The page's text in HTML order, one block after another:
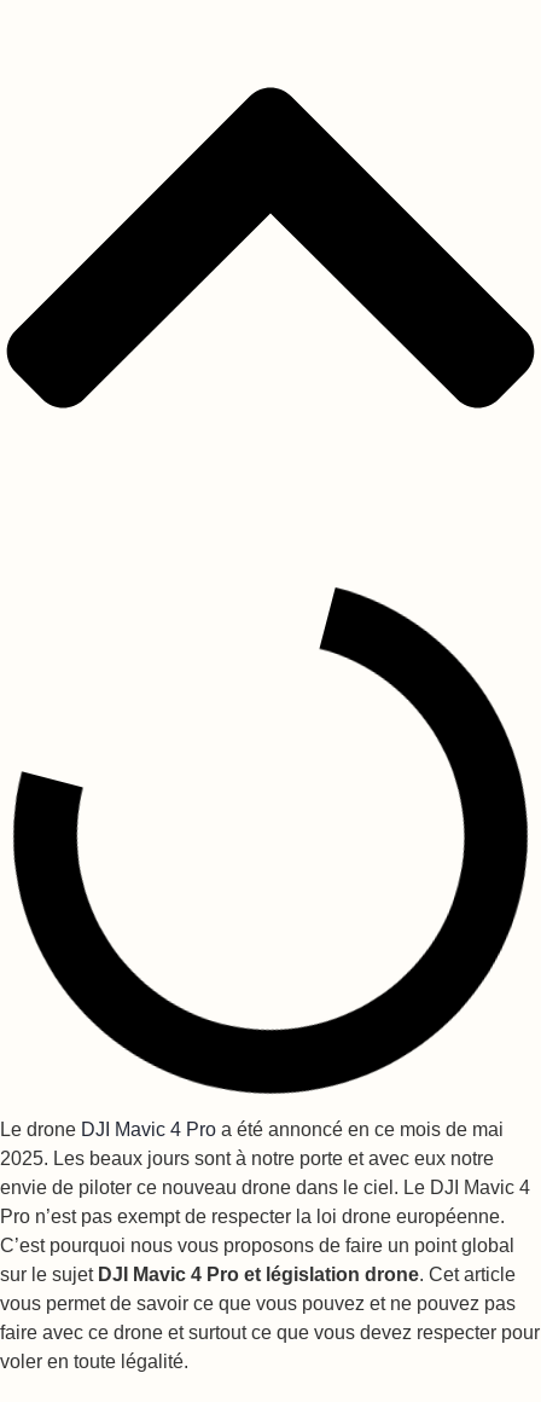
Le drone DJI Mavic 4 Pro a été annoncé en ce mois de mai
2025. Les beaux jours sont à notre porte et avec eux notre
envie de piloter ce nouveau drone dans le ciel. Le DJI Mavic 4
Pro n’est pas exempt de respecter la loi drone européenne.
C’est pourquoi nous vous proposons de faire un point global
sur le sujet DJI Mavic 4 Pro et législation drone. Cet article
vous permet de savoir ce que vous pouvez et ne pouvez pas
faire avec ce drone et surtout ce que vous devez respecter pour
voler en toute légalité.